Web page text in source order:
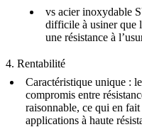
vs acier inoxydable
difficile à usiner que
une résistance à
4. Rentabilité
Caractéristique unique :
compromis entre
raisonnable, ce qui en
applications à haute